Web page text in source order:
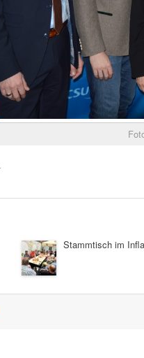
Stammtisch im